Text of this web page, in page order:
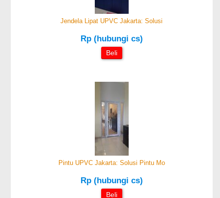
Jendela Lipat UPVC Jakarta: Solusi
Rp (hubungi cs)
Beli
Pintu UPVC Jakarta: Solusi Pintu Mo
Rp (hubungi cs)
Beli